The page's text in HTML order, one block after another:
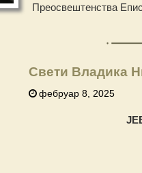
Преосвештенства
Свети Владика
фебруар 8, 2025